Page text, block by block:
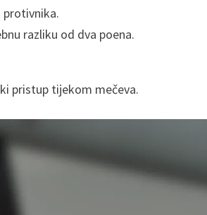
protivnika.
razliku od dva poena.
pristup tijekom mečeva.